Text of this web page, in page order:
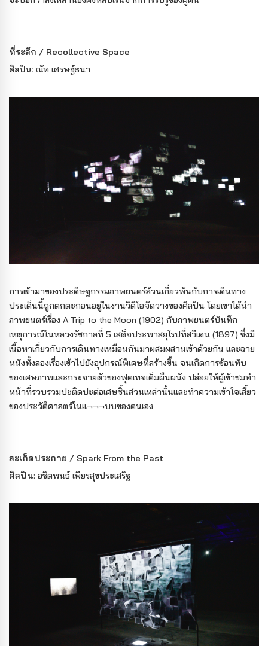
ที่ระลึก / Recollective Space
ศิลปิน: ณัท เศรษฐ์ธนา
การเข้ามาของประดิษฐกรรมภาพยนตร์ล้วนเกี่ยวพันกับการเดินทาง
ประเด็นนี้ถูกตกตะกอนอยู่ในงานวิดีโอจัดวางของศิลปิน โดยเขาได้นำ
ภาพยนตร์เรื่อง A Trip to the Moon (1902) กับภาพยนตร์บันทึก
เหตุการณ์ในหลวงรัชกาลที่ 5 เสด็จประพาสยุโรปที่สวีเดน (1897) ซึ่งมี
เนื้อหาเกี่ยวกับการเดินทางเหมือนกันมาผสมผสานเข้าด้วยกัน และฉาย
หนังทั้งสองเรื่องเข้าไปยังอุปกรณ์พิเศษที่สร้างขึ้น จนเกิดการซ้อนทับ
ของเศษภาพและกระจายตัวของฟุตเทจเต็มผืนผนัง ปล่อยให้ผู้เข้าชมทำ
หน้าที่รวบรวมปะติดปะต่อเศษชิ้นส่วนเหล่านั้นและทําความเข้าใจเสี้ยว
ของประวัติศาสตร์ในแ¬¬¬บบของตนเอง
สะเก็ดประกาย / Spark From the Past
ศิลปิน: อชิตพนธ์ เพียรสุขประเสริฐ